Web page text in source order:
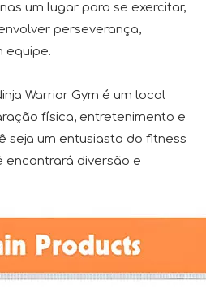
um lugar para se exercitar,
perseverança,
equipe.
Warrior Gym é um local
física, entretenimento e
seja um entusiasta do fitness
encontrará diversão e